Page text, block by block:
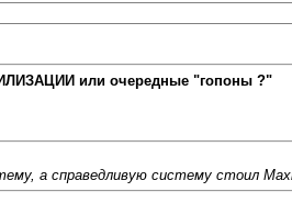
или очередные "гопоны ?"
а справедливую систему стоил